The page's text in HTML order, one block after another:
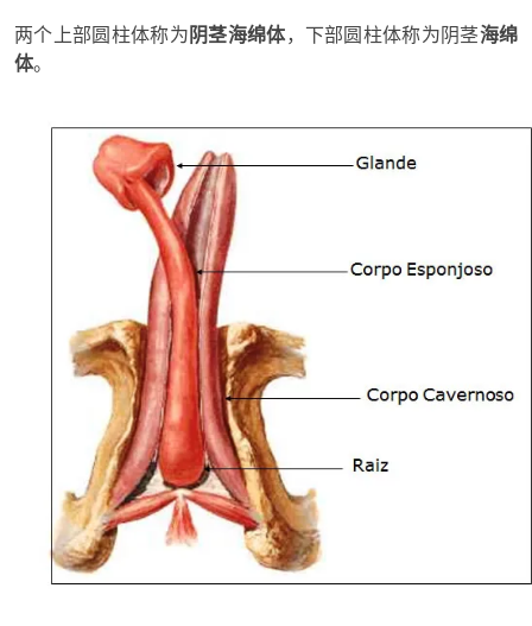
两个上部圆柱体称为阴茎海绵体，下部圆柱体称为阴茎海绵
体。